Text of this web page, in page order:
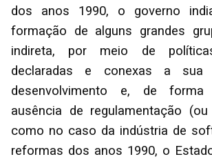
dos anos 1990, o governo
formação de alguns grandes
indireta, por meio de
declaradas e conexas a sua
desenvolvimento e, de forma
ausência de regulamentação
como no caso da indústria de
reformas dos anos 1990, o